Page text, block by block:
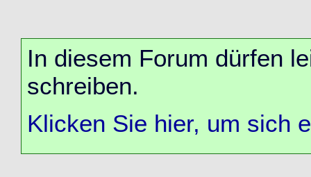
In diesem Forum dürfen
schreiben.
Klicken Sie hier, um sich